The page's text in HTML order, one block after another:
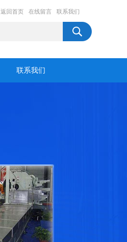
返回首页 在线留言 联系我们
联系我们